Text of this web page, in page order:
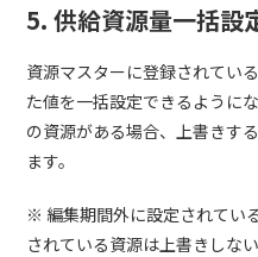
5. 供給資源量一括設
資源マスターに登録されてい
た値を一括設定できるように
の資源がある場合、上書きす
ます。
※ 編集期間外に設定されてい
されている資源は上書きしな